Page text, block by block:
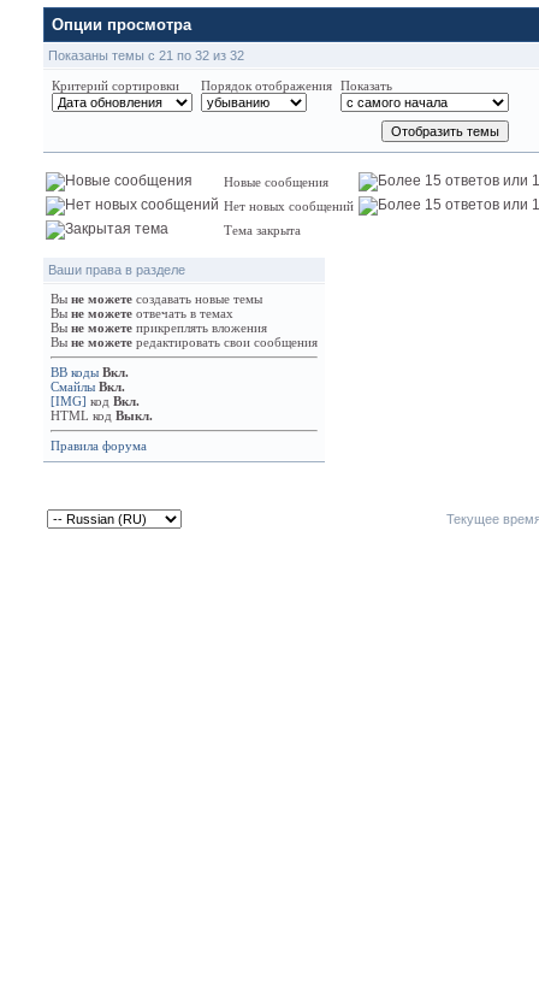
Опции просмотра
Показаны темы с 21 по 32 из 32
Критерий сортировки Порядок отображения Показать
Новые сообщения
Нет новых сообщений
Тема закрыта
Ваши права в разделе
Вы не можете создавать новые темы
Вы не можете отвечать в темах
Вы не можете прикреплять вложения
Вы не можете редактировать свои сообщения
BB коды Вкл.
Смайлы Вкл.
[IMG] код Вкл.
HTML код Выкл.
Правила форума
Текущее